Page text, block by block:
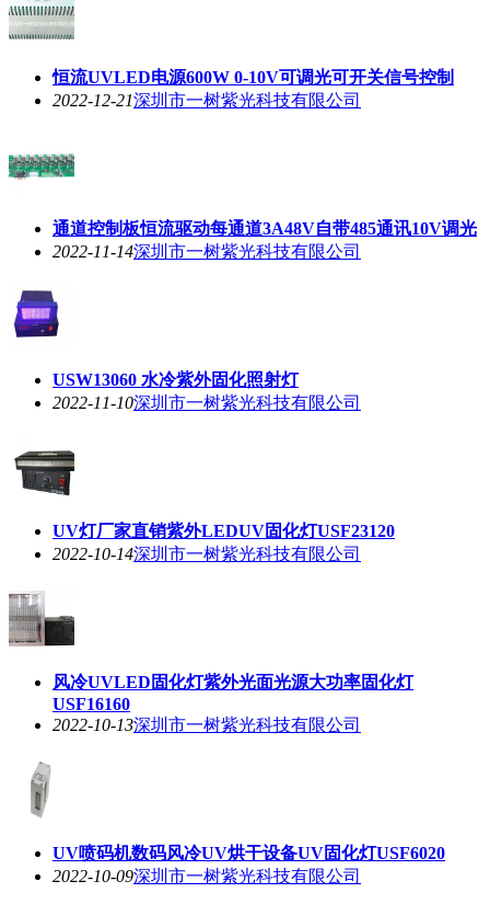
恒流UVLED电源600W 0-10V可调光可开关信号控制
2022-12-21深圳市一树紫光科技有限公司
通道控制板恒流驱动每通道3A48V自带485通讯10V调光
2022-11-14深圳市一树紫光科技有限公司
USW13060 水冷紫外固化照射灯
2022-11-10深圳市一树紫光科技有限公司
UV灯厂家直销紫外LEDUV固化灯USF23120
2022-10-14深圳市一树紫光科技有限公司
风冷UVLED固化灯紫外光面光源大功率固化灯
USF16160
2022-10-13深圳市一树紫光科技有限公司
UV喷码机数码风冷UV烘干设备UV固化灯USF6020
2022-10-09深圳市一树紫光科技有限公司